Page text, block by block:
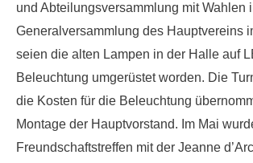
und Abteilungsversammlung mit Wahlen
Generalversammlung des Hauptvereins
seien die alten Lampen in der Halle auf
Beleuchtung umgerüstet worden. Die
die Kosten für die Beleuchtung
Montage der Hauptvorstand. Im Mai
Freundschaftstreffen mit der Jeanne